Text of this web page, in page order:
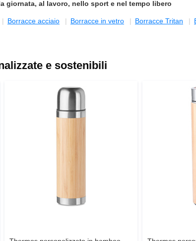
giornata, al lavoro, nello sport e nel tempo libero
Borracce acciaio Borracce in vetro Borracce Tritan
e sostenibili